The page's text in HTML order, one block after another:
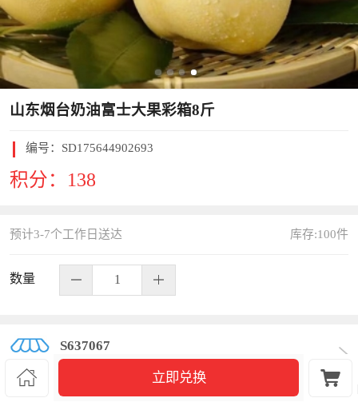
山东烟台奶油富士大果彩箱8斤
编号： SD175644902693
积分： 138
库存:100件
预计3-7个工作日送达
数量
S637067
 立即兑换 